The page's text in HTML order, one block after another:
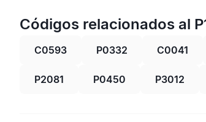
Códigos relacionados al
C0593 P0332 C0041
P2081 P0450 P3012